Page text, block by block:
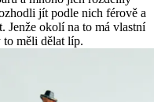
jít podle nich férově a
Jenže okolí na to má vlastní
to měli dělat líp.